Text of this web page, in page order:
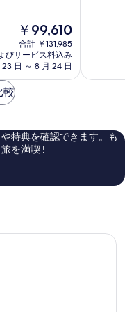
現
在
の
料
金
￥99,610
合計 ￥131,985
びサービス料込み
日 ～ 8 月 24 日
素
い、
口
口
較
特典を確認できます。も
を満喫 !